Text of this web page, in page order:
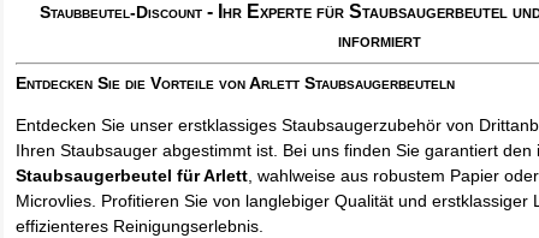
Staubbeutel-Discount - Ihr Experte für Staubsaugerbeutel
informiert
Entdecken Sie die Vorteile von Arlett Staubsaugerbeuteln
Entdecken Sie unser erstklassiges Staubsaugerzubehör von
Ihren Staubsauger abgestimmt ist. Bei uns finden Sie garantiert den
Staubsaugerbeutel für Arlett, wahlweise aus robustem Papier
Microvlies. Profitieren Sie von langlebiger Qualität und erstklassiger
effizienteres Reinigungserlebnis.